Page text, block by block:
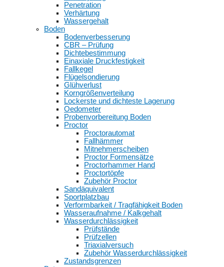
Penetration
Verhärtung
Wassergehalt
Boden
Bodenverbesserung
CBR – Prüfung
Dichtebestimmung
Einaxiale Druckfestigkeit
Fallkegel
Flügelsondierung
Glühverlust
Korngrößenverteilung
Lockerste und dichteste Lagerung
Oedometer
Probenvorbereitung Boden
Proctor
Proctorautomat
Fallhämmer
Mitnehmerscheiben
Proctor Formensätze
Proctorhammer Hand
Proctortöpfe
Zubehör Proctor
Sandäquivalent
Sportplatzbau
Verformbarkeit / Tragfähigkeit Boden
Wasseraufnahme / Kalkgehalt
Wasserdurchlässigkeit
Prüfstände
Prüfzellen
Triaxialversuch
Zubehör Wasserdurchlässigkeit
Zustandsgrenzen